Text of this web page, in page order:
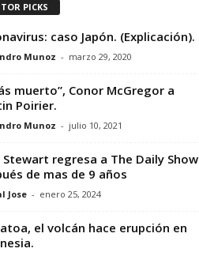
PICKS
caso Japón. (Explicación).
Munoz - marzo 29, 2020
muerto”, Conor McGregor a
Poirier.
Munoz - julio 10, 2021
Stewart regresa a The Daily Show
de mas de 9 años
Jose - enero 25, 2024
el volcán hace erupción en